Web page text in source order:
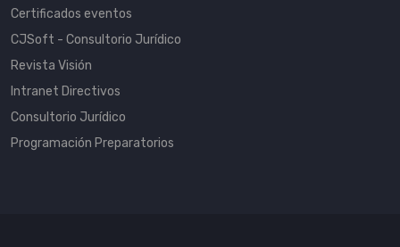
Certificados eventos
CJSoft - Consultorio Jurídico
Revista Visión
Intranet Directivos
Consultorio Jurídico
Programación Preparatorios